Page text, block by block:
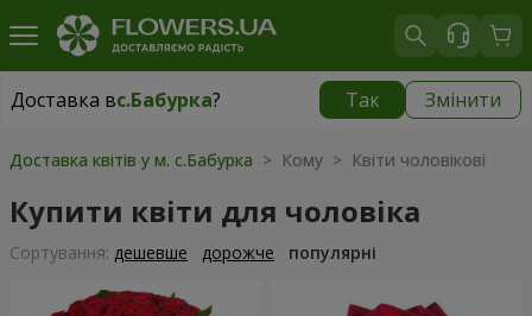
Доставка вс.Бабурка? Так Змінити
Доставка вс.Бабурка|
Доставка квітів у м. с.Бабурка > Кому > Квіти чоловікові
Купити квіти для чоловіка
Сортування: дешевше дорожче популярні